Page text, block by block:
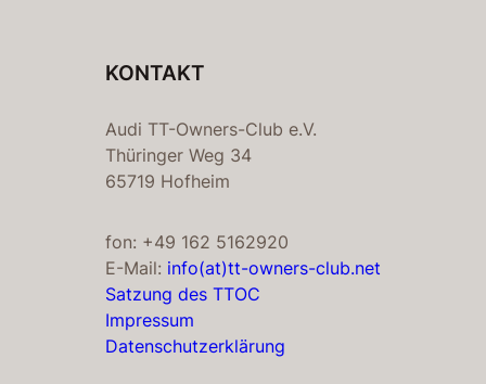
KONTAKT
Audi TT-Owners-Club e.V.
Thüringer Weg 34
65719 Hofheim
fon: +49 162 5162920
E-Mail: info(at)tt-owners-club.net
Satzung des TTOC
Impressum
Datenschutzerklärung